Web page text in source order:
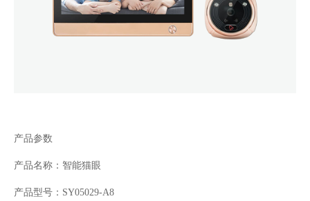
产品参数
产品名称：智能猫眼
产品型号： SY05029-A8